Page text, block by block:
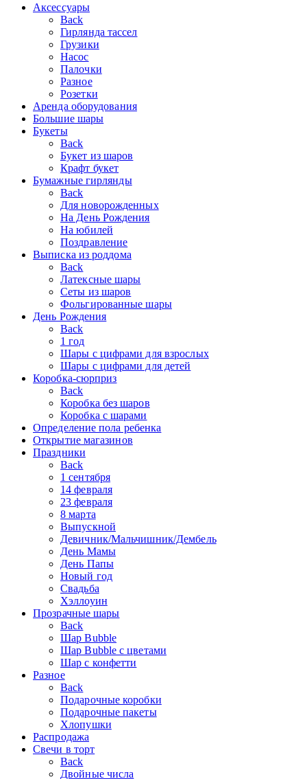
Аксессуары
Back
Гирлянда тассел
Грузики
Насос
Палочки
Разное
Розетки
Аренда оборудования
Большие шары
Букеты
Back
Букет из шаров
Крафт букет
Бумажные гирлянды
Back
Для новорожденных
На День Рождения
На юбилей
Поздравление
Выписка из роддома
Back
Латексные шары
Сеты из шаров
Фольгированные шары
День Рождения
Back
1 год
Шары с цифрами для взрослых
Шары с цифрами для детей
Коробка-сюрприз
Back
Коробка без шаров
Коробка с шарами
Определение пола ребенка
Открытие магазинов
Праздники
Back
1 сентября
14 февраля
23 февраля
8 марта
Выпускной
Девичник/Мальчишник/Дембель
День Мамы
День Папы
Новый год
Свадьба
Хэллоуин
Прозрачные шары
Back
Шар Bubble
Шар Bubble с цветами
Шар с конфетти
Разное
Back
Подарочные коробки
Подарочные пакеты
Хлопушки
Распродажа
Свечи в торт
Back
Двойные числа